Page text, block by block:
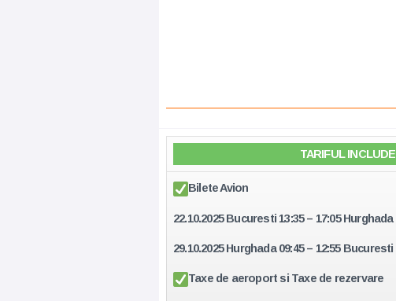
TARIFUL INCLUDE
Bilete Avion
22.10.2025 Bucuresti 13:35 – 17:05 Hurghada
29.10.2025 Hurghada 09:45 – 12:55 Bucuresti
Taxe de aeroport si Taxe de rezervare